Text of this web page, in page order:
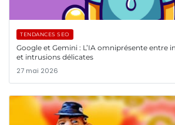
TENDANCES SEO
Google et Gemini : L’IA omniprésente entre
et intrusions délicates
27 mai 2026